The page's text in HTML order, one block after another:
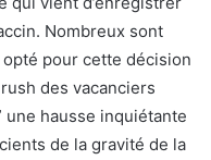
Nombreux sont
opté pour cette décision
des vacanciers
une hausse inquiétante
de la gravité de la